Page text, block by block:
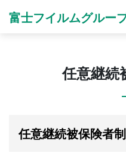
富士フイルムグルー
任意継続
任意継続被保険者